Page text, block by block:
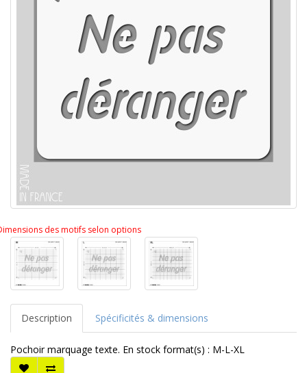
des motifs selon options
Description Spécificités & dimensions
Pochoir marquage texte. En stock format(s) : M-L-XL